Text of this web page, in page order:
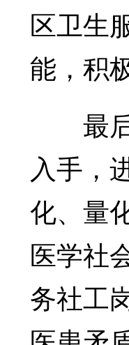
区卫生
能，积
最后
入手，
化、量
医学社
务社工